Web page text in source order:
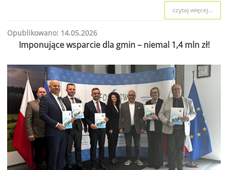
czytaj więcej...
Opublikowano: 14.05.2026
Imponujące wsparcie dla gmin – niemal 1,4 mln zł!